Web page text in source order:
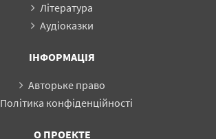
Література
Аудіоказки
ІНФОРМАЦІЯ
Авторьке право
Політика конфіденційності
О ПРОЕКТЕ